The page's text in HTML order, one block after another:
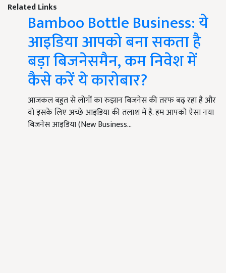
Related Links
Bamboo Bottle Business: ये
आइडिया आपको बना सकता है
बड़ा बिजनेसमैन, कम निवेश में
कैसे करें ये कारोबार?
आजकल बहुत से लोगों का रुझान बिजनेस की तरफ बढ़ रहा है और
वो इसके लिए अच्छे आइडिया की तलाश में है. हम आपको ऐसा नया
बिजनेस आइडिया (New Business…